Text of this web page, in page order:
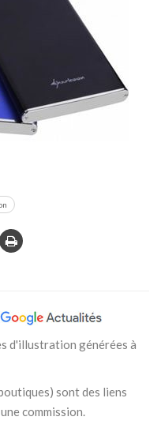
d'illustration générées à
sont des liens
commission.